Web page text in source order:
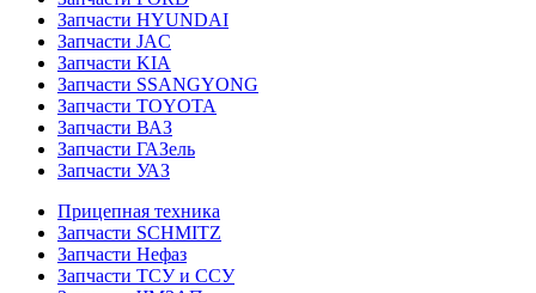
Запчасти HYUNDAI
Запчасти JAC
Запчасти KIA
Запчасти SSANGYONG
Запчасти TOYOTA
Запчасти ВАЗ
Запчасти ГАЗель
Запчасти УАЗ
Прицепная техника
Запчасти SCHMITZ
Запчасти Нефаз
Запчасти ТСУ и ССУ